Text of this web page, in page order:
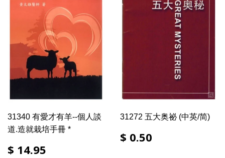
31340 有愛才有羊--個人談
道.造就栽培手冊 *
$ 14.95
31272 五大奥祕 (中英/简)
$ 0.50